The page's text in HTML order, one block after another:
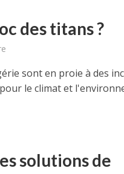
des titans ?
sont en proie à des
le climat et
solutions de